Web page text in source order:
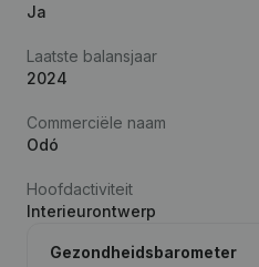
Ja
Laatste balansjaar
2024
Commerciële naam
Odó
Hoofdactiviteit
Interieurontwerp
Gezondheidsbarometer